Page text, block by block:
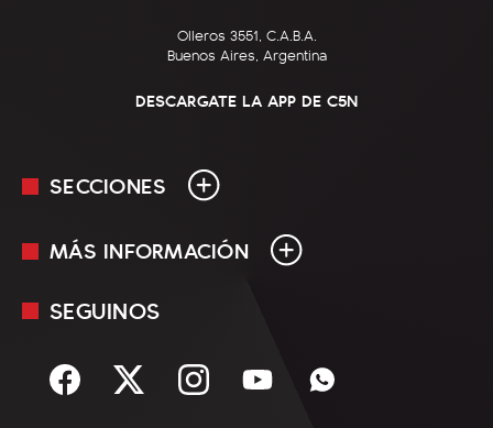
Olleros 3551, C.A.B.A.
Buenos Aires, Argentina
DESCARGATE LA APP DE C5N
SECCIONES
En Vivo
Sociedad
MÁS INFORMACIÓN
Mediakit
Términos y condiciones
SEGUINOS